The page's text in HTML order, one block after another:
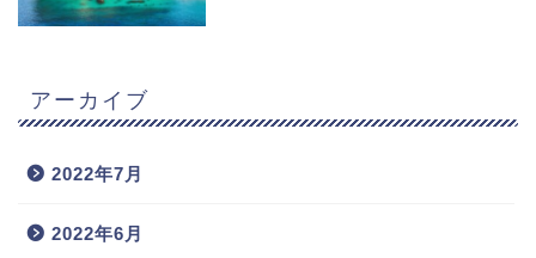
アーカイブ
2022年7月
2022年6月